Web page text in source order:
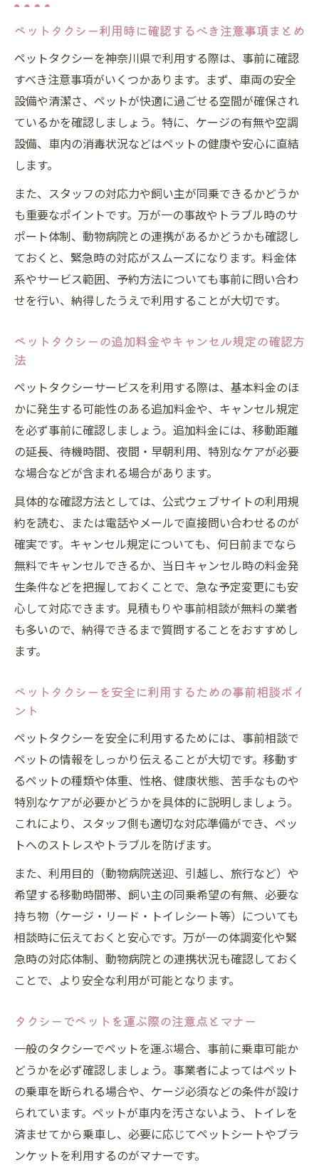
ペットタクシー利用時に確認するべき注意事項まとめ
ペットタクシーを神奈川県で利用する際は、事前に確認
すべき注意事項がいくつかあります。まず、車両の安全
設備や清潔さ、ペットが快適に過ごせる空間が確保され
ているかを確認しましょう。特に、ケージの有無や空調
設備、車内の消毒状況などはペットの健康や安心に直結
します。
また、スタッフの対応力や飼い主が同乗できるかどうか
も重要なポイントです。万が一の事故やトラブル時のサ
ポート体制、動物病院との連携があるかどうかも確認し
ておくと、緊急時の対応がスムーズになります。料金体
系やサービス範囲、予約方法についても事前に問い合わ
せを行い、納得したうえで利用することが大切です。
ペットタクシーの追加料金やキャンセル規定の確認方
法
ペットタクシーサービスを利用する際は、基本料金のほ
かに発生する可能性のある追加料金や、キャンセル規定
を必ず事前に確認しましょう。追加料金には、移動距離
の延長、待機時間、夜間・早朝利用、特別なケアが必要
な場合などが含まれる場合があります。
具体的な確認方法としては、公式ウェブサイトの利用規
約を読む、または電話やメールで直接問い合わせるのが
確実です。キャンセル規定についても、何日前までなら
無料でキャンセルできるか、当日キャンセル時の料金発
生条件などを把握しておくことで、急な予定変更にも安
心して対応できます。見積もりや事前相談が無料の業者
も多いので、納得できるまで質問することをおすすめし
ます。
ペットタクシーを安全に利用するための事前相談ポイ
ント
ペットタクシーを安全に利用するためには、事前相談で
ペットの情報をしっかり伝えることが大切です。移動す
るペットの種類や体重、性格、健康状態、苦手なものや
特別なケアが必要かどうかを具体的に説明しましょう。
これにより、スタッフ側も適切な対応準備ができ、ペッ
トへのストレスやトラブルを防げます。
また、利用目的（動物病院送迎、引越し、旅行など）や
希望する移動時間帯、飼い主の同乗希望の有無、必要な
持ち物（ケージ・リード・トイレシート等）についても
相談時に伝えておくと安心です。万が一の体調変化や緊
急時の対応体制、動物病院との連携状況も確認しておく
ことで、より安全な利用が可能となります。
タクシーでペットを運ぶ際の注意点とマナー
一般のタクシーでペットを運ぶ場合、事前に乗車可能か
どうかを必ず確認しましょう。事業者によってはペット
の乗車を断られる場合や、ケージ必須などの条件が設け
られています。ペットが車内を汚さないよう、トイレを
済ませてから乗車し、必要に応じてペットシートやブラ
ンケットを利用するのがマナーです。